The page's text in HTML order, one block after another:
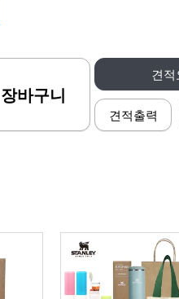
견적
견적출력
장바구니